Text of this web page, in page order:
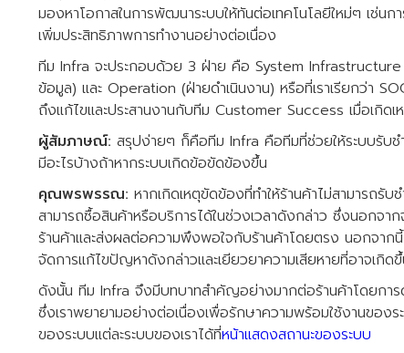
มองหาโอกาสในการพัฒนาระบบให้ทันต่อเทคโนโลยีใหม่ๆ เช่
เพิ่มประสิทธิภาพการทำงานอย่างต่อเนื่อง
ทีม Infra จะประกอบด้วย 3 ฝ่าย คือ System
ข้อมูล) และ Operation (ฝ่ายดำเนินงาน) หรือที่เราเรียกว่า
ถึงแก้ไขและประสานงานกับทีม Customer Success เมื่อเกิด
ผู้สัมภาษณ์: สรุปง่ายๆ ก็คือทีม Infra คือทีมที่ช่วยให้ระบบรับช
มีอะไรบ้างถ้าหากระบบเกิดข้อขัดข้องขึ้น
คุณพรพรรณ: หากเกิดเหตุขัดข้องที่ทำให้ร้านค้าไม่สามารถรั
สามารถซื้อสินค้าหรือบริการได้ในช่วงเวลาดังกล่าว ซึ่งนอกจา
ร้านค้าและส่งผลต่อความพึงพอใจกับร้านค้าโดยตรง นอกจาก
จัดการแก้ไขปัญหาดังกล่าวและเยียวยาความเสียหายที่อาจเกิด
ดังนั้น ทีม Infra จึงมีบทบาทสำคัญอย่างมากต่อร้านค้าโดยการ
ซึ่งเราพยายามอย่างต่อเนื่องเพื่อรักษาความพร้อมใช้งานขอ
ของระบบแต่ละระบบของเราได้ที่หน้าแสดงสถานะของระบบ